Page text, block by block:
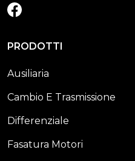
FACEBOOK
PRODOTTI
Ausiliaria
Cambio E Trasmissione
Differenziale
Fasatura Motori